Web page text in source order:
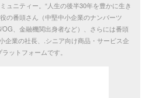
ュニティー。“人生の後半30年を豊かに生き
の番頭さん（中堅中小企業のナンバーツ
、金融機関出身者など）、さらには番頭
企業の社長、.シニア向け商品・サービス企
ットフォームです。